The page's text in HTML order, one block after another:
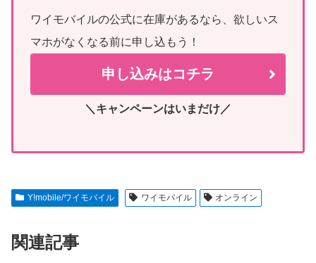
ワイモバイルの公式に在庫があるなら、欲しいス
マホがなくなる前に申し込もう！
申し込みはコチラ
＼キャンペーンはいまだけ／
Y!mobile/ワイモバイル ワイモバイル オンライン
関連記事